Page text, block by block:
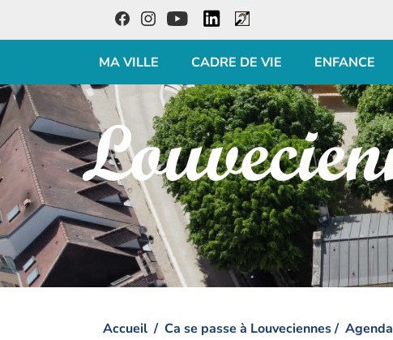
FacebookInstagramYoutube LinkedInAccessibilité
MA VILLE CADRE DE VIE ENFANCE
Visiter la page accueil du site de Louveciennes
Accueil Ca se passe à Louveciennes Agenda